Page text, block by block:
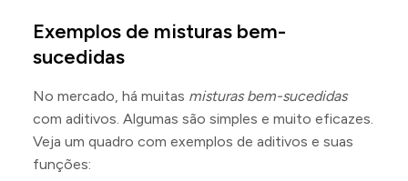
Exemplos de misturas bem-
sucedidas
No mercado, há muitas misturas bem-sucedidas
com aditivos. Algumas são simples e muito eficazes.
Veja um quadro com exemplos de aditivos e suas
funções: